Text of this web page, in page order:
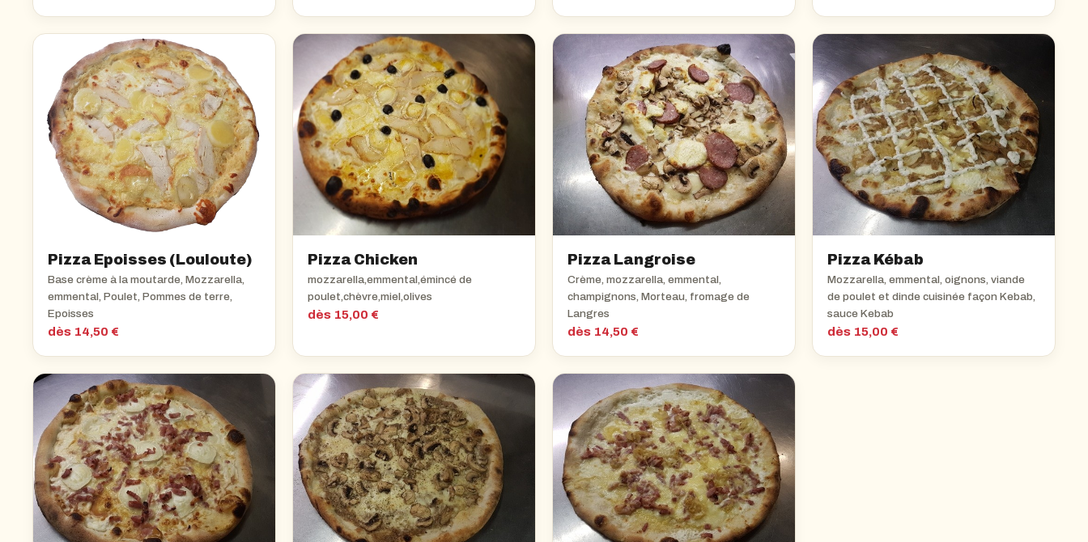
Pizza Epoisses (Louloute)
Base crème à la moutarde, Mozzarella,
emmental, Poulet, Pommes de terre,
Epoisses
dès 14,50 €
Pizza Chicken
mozzarella,emmental,émincé de
poulet,chèvre,miel,olives
dès 15,00 €
Pizza Langroise
Crème, mozzarella, emmental,
champignons, Morteau, fromage de
Langres
dès 14,50 €
Pizza Kébab
Mozzarella, emmental, oignons, viande
de poulet et dinde cuisinée façon Kebab,
sauce Kebab
dès 15,00 €